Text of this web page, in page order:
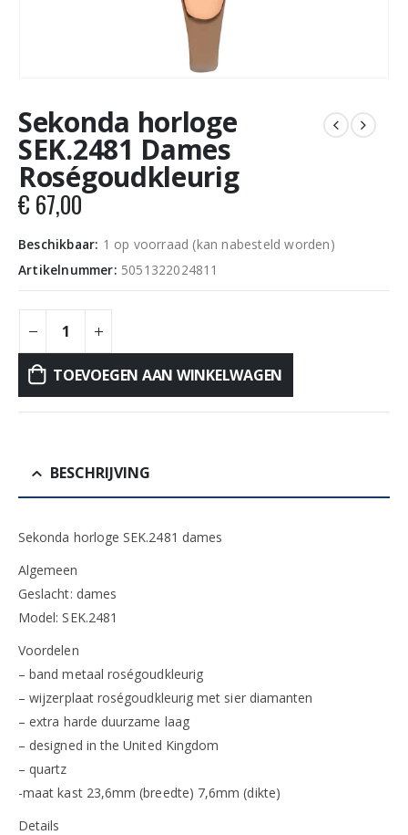
Sekonda horloge
SEK.2481 Dames
Roségoudkleurig
€ 67,00
Beschikbaar: 1 op voorraad (kan nabesteld worden)
Artikelnummer: 5051322024811
TOEVOEGEN AAN WINKELWAGEN
BESCHRIJVING
Sekonda horloge SEK.2481 dames
Algemeen
Geslacht: dames
Model: SEK.2481
Voordelen
– band metaal roségoudkleurig
– wijzerplaat roségoudkleurig met sier diamanten
– extra harde duurzame laag
– designed in the United Kingdom
– quartz
-maat kast 23,6mm (breedte) 7,6mm (dikte)
Details